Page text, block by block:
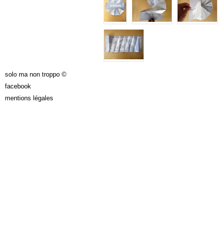
solo ma non troppo ©
facebook
mentions légales